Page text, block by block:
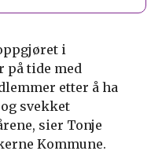
i
på tide med
etter å ha
svekket
sier Tonje
Kommune.